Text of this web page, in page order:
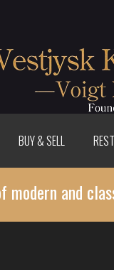
BUY & SELL
modern and